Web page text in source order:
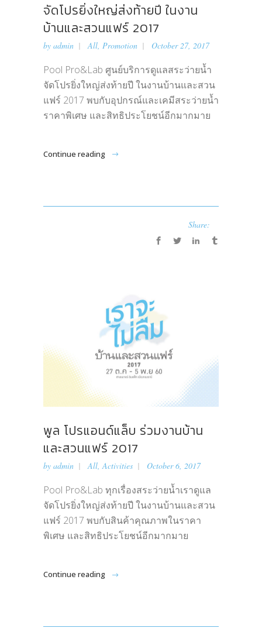
จัดโปรยิ่งใหญ่ส่งท้ายปี ในงาน
บ้านและสวนแฟร์ 2017
by admin All, Promotion October 27, 2017
Pool Pro&Lab ศูนย์บริการดูแลสระว่ายน้ำ
จัดโปรยิ่งใหญ่ส่งท้ายปี ในงานบ้านและสวน
แฟร์ 2017 พบกับอุปกรณ์และเคมีสระว่ายน้ำ
ราคาพิเศษ และสิทธิประโยชน์อีกมากมาย
Continue reading
Share:
พูล โปรแอนด์แล็บ ร่วมงานบ้าน
และสวนแฟร์ 2017
by admin All,Activities October 6, 2017
Pool Pro&Lab ทุกเรื่องสระว่ายน้ำเราดูแล
จัดโปรยิ่งใหญ่ส่งท้ายปี ในงานบ้านและสวน
แฟร์ 2017 พบกับสินค้าคุณภาพในราคา
พิเศษ และสิทธิประโยชน์อีกมากมาย
Continue reading